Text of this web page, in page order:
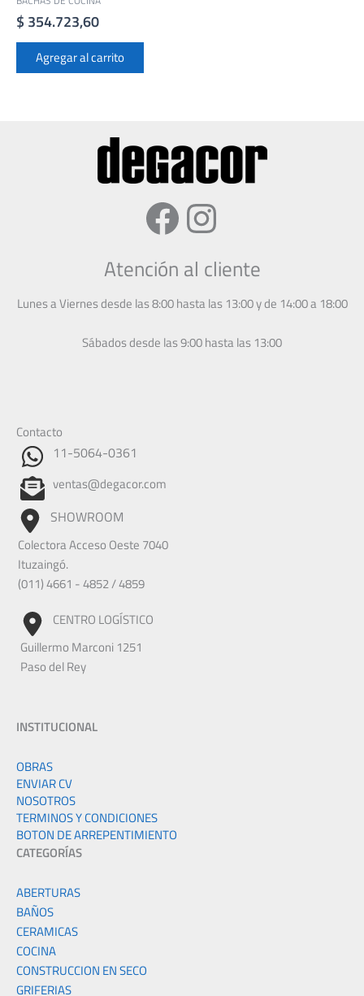
$ 354.723,60
Agregar al carrito
Facebook
Instagram
Atención al cliente
Lunes a Viernes desde las 8:00 hasta las 13:00 y de 14:00 a 18:00
Sábados desde las 9:00 hasta las 13:00
Contacto
11-5064-0361
ventas@degacor.com
SHOWROOM
Colectora Acceso Oeste 7040
Ituzaingó.
(011) 4661 - 4852 / 4859
CENTRO LOGÍSTICO
Guillermo Marconi 1251
Paso del Rey
INSTITUCIONAL
OBRAS
ENVIAR CV
NOSOTROS
TERMINOS Y CONDICIONES
BOTON DE ARREPENTIMIENTO
CATEGORÍAS
ABERTURAS
BAÑOS
CERAMICAS
COCINA
CONSTRUCCION EN SECO
GRIFERIAS